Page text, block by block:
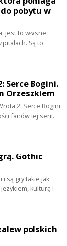
pobytu w
jest to własne
Są to
Serce Bogini.
Orzeszkiem
2: Serce Bogini
fanów tej serii.
Gothic
i są gry takie jak
kulturą i
polskich